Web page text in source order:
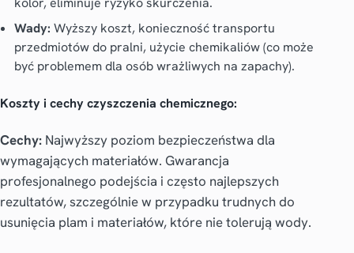
Wady: Wyższy koszt, konieczność transportu
przedmiotów do pralni, użycie chemikaliów (co może
być problemem dla osób wrażliwych na zapachy).
Koszty i cechy czyszczenia chemicznego:
Cechy: Najwyższy poziom bezpieczeństwa dla
wymagających materiałów. Gwarancja
profesjonalnego podejścia i często najlepszych
rezultatów, szczególnie w przypadku trudnych do
usunięcia plam i materiałów, które nie tolerują wody.